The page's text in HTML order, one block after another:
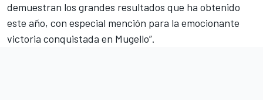
demuestran los grandes resultados que ha obtenido
este año, con especial mención para la emocionante
victoria conquistada en Mugello”.